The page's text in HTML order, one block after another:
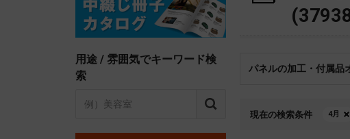
用途 / 雰囲気でキーワード検
索
パネルの加工・付属品
現在の検索条件 4月